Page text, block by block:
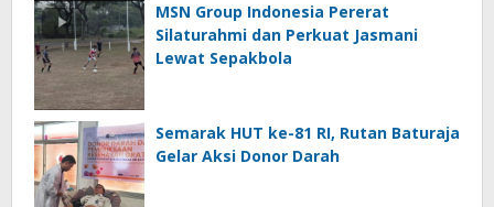
MSN Group Indonesia Pererat
Silaturahmi dan Perkuat Jasmani
Lewat Sepakbola
Semarak HUT ke-81 RI, Rutan Baturaja
Gelar Aksi Donor Darah